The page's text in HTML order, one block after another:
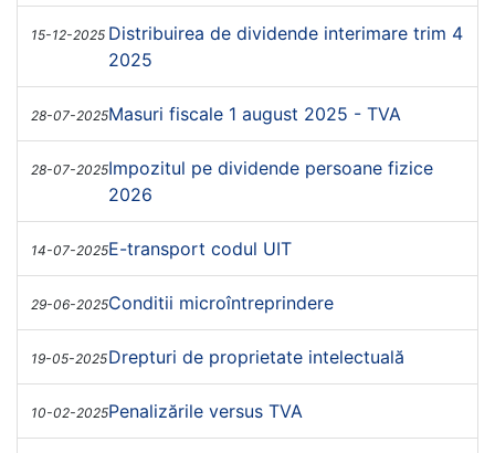
15-12-2025 Distribuirea de dividende interimare trim 4
2025
28-07-2025Masuri fiscale 1 august 2025 - TVA
28-07-2025Impozitul pe dividende persoane fizice
2026
14-07-2025E-transport codul UIT
29-06-2025Conditii microîntreprindere
19-05-2025Drepturi de proprietate intelectuală
10-02-2025Penalizările versus TVA